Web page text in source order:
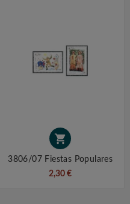

3806/07 Fiestas Populares
2,30 €